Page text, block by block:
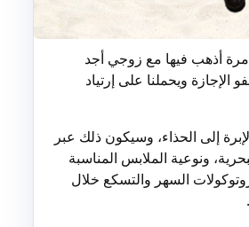
أذهب فيها مع زوجي أجد
ويحملنا على إرتياد
إلى الحذاء، وسيكون ذلك عبر
ونوعية الملابس المناسبة
السهر والتسكع خلال